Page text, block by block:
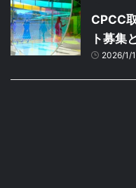
CPCC
ト募集
2026/1/